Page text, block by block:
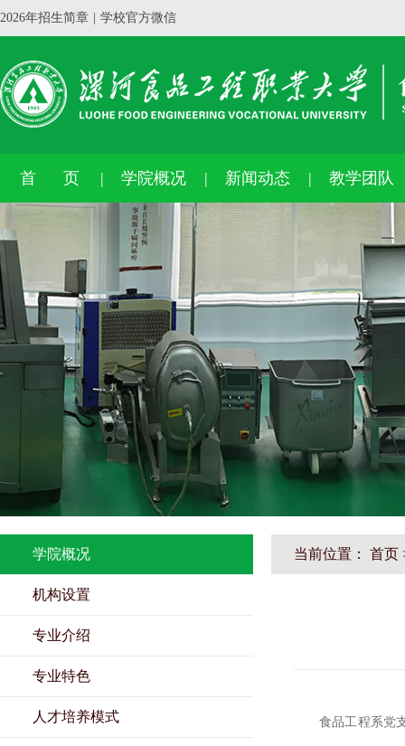
2026年招生简章 学校官方微信
首 页 学院概况 新闻动态 教学团队
学院概况
机构设置
专业介绍
专业特色
人才培养模式
当前位置： 首页
食品工程系党